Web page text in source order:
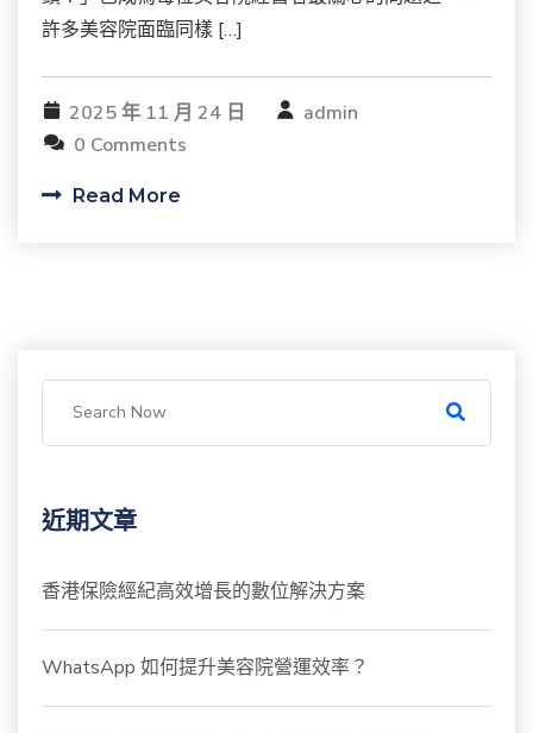
許多美容院面臨同樣 […]
2025 年 11 月 24 日
admin
0 Comments
Read More
近期文章
香港保險經紀高效增長的數位解決方案
WhatsApp 如何提升美容院營運效率？